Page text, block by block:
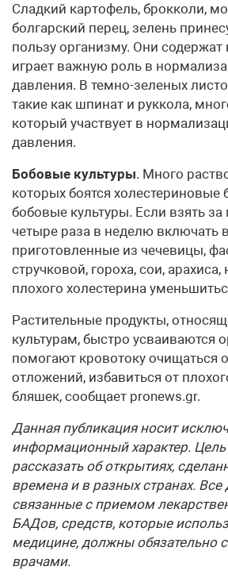
Сладкий картофель, брокколи,
болгарский перец, зелень
пользу организму. Они содержат
играет важную роль в
давления. В темно-зеленых
такие как шпинат и руккола,
который участвует в
давления.
Бобовые культуры. Много
которых боятся холестериновые
бобовые культуры. Если взять за
четыре раза в неделю включать
приготовленные из чечевицы,
стручковой, гороха, сои, арахиса,
плохого холестерина
Растительные продукты,
культурам, быстро усваиваются
помогают кровотоку очищаться
отложений, избавиться от
бляшек, сообщает pronews.gr.
Данная публикация носит
информационный характер. Цель
рассказать об открытиях,
времена и в разных странах. Все
связанные с приемом
БАДов, средств, которые
медицине, должны обязательно
врачами.